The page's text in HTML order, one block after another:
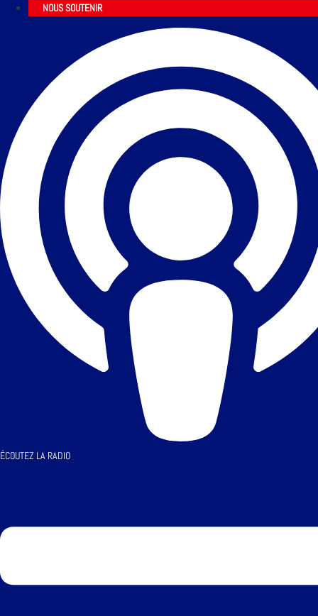
NOUS SOUTENIR
ÉCOUTEZ LA RADIO